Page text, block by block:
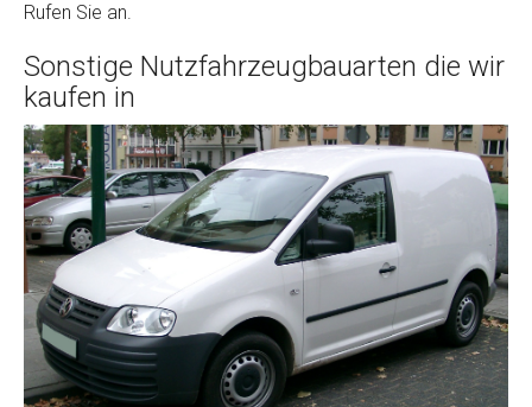
Rufen Sie an.
Sonstige Nutzfahrzeugbauarten die wir
kaufen in